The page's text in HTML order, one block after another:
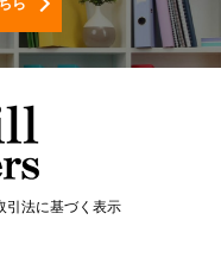
ら
引法に基づく表示